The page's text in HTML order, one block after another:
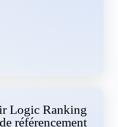
Logic Ranking
référencement